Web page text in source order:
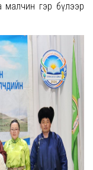
гэр бүлээр